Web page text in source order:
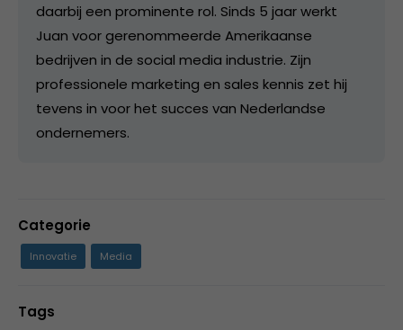
daarbij een prominente rol. Sinds 5 jaar werkt
Juan voor gerenommeerde Amerikaanse
bedrijven in de social media industrie. Zijn
professionele marketing en sales kennis zet hij
tevens in voor het succes van Nederlandse
ondernemers.
Categorie
Innovatie Media
Tags